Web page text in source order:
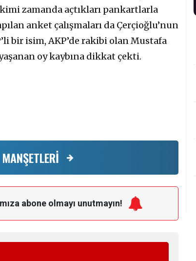
zamanda açtıkları pankartlarla
anket çalışmaları da Çerçioğlu’nun
bir isim, AKP’de rakibi olan Mustafa
oy kaybına dikkat çekti.
abone olmayı unutmayın!